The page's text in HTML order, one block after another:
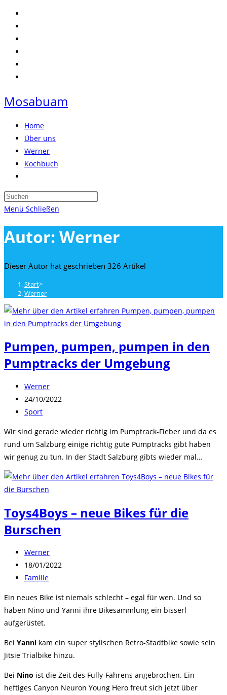
Zum
Inhalt
springen
Mosabuam
Home
Über uns
Werner
Kochbuch
umschalten
Press
close
the
panel.
Menü Schließen
Autor: Werner
Dieser Autor hat geschrieben 326 Artikel
Start>
Werner
Pumpen, pumpen, pumpen in den
Pumptracks der Umgebung
Beitrags-
Autor:
Werner
Beitrag
veröffentlicht:
24/10/2022
Beitrags-
Sport
Wir sind gerade wieder richtig im Pumptrack-Fieber und da es
rund um Salzburg einige richtig gute Pumptracks gibt haben
wir genug zu tun. In der Stadt Salzburg gibts wieder mal…
Toys4Boys – neue Bikes für die
Burschen
Beitrags-
Autor:
Werner
Beitrag
veröffentlicht:
18/01/2022
Beitrags-
Familie
Ein neues Bike ist niemals schlecht – egal für wen. Und so
haben Nino und Yanni ihre Bikesammlung ein bisserl
aufgerüstet.
Bei Yanni kam ein super stylischen Retro-Stadtbike sowie sein
Jitsie Trialbike hinzu.
Bei Nino ist die Zeit des Fully-Fahrens angebrochen. Ein
heftiges Canyon Neuron Young Hero freut sich jetzt über